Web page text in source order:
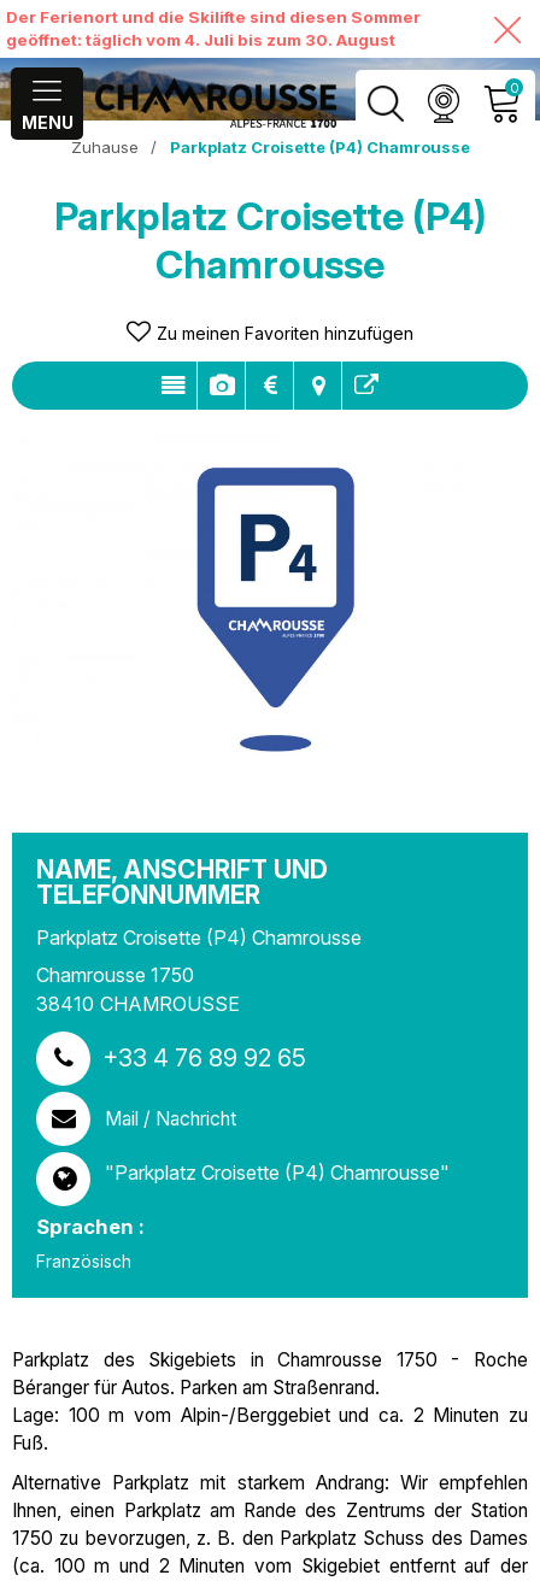
Der Ferienort und die Skilifte sind diesen Sommer
geöffnet: täglich vom 4. Juli bis zum 30. August
MENU
0
MEIN KONTO
MEINEN WARENKORB
Zuhause / Parkplatz Croisette (P4) Chamrousse
Parkplatz Croisette (P4)
Chamrousse
Zu meinen Favoriten hinzufügen
NAME, ANSCHRIFT UND
TELEFONNUMMER
Parkplatz Croisette (P4) Chamrousse
Chamrousse 1750
38410 CHAMROUSSE
+33 4 76 89 92 65
Mail / Nachricht
"Parkplatz Croisette (P4) Chamrousse"
Sprachen :
Französisch
Parkplatz des Skigebiets in Chamrousse 1750 - Roche
Béranger für Autos. Parken am Straßenrand.
Lage: 100 m vom Alpin-/Berggebiet und ca. 2 Minuten zu
Fuß.
Alternative Parkplatz mit starkem Andrang: Wir empfehlen
Ihnen, einen Parkplatz am Rande des Zentrums der Station
1750 zu bevorzugen, z. B. den Parkplatz Schuss des Dames
(ca. 100 m und 2 Minuten vom Skigebiet entfernt auf der